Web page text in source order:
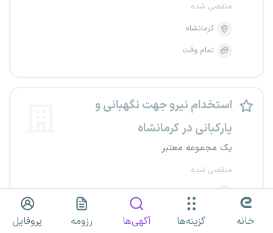
منقضی شده
کرمانشاه
تمام وقت
استخدام نیرو جهت نگهبانی و
پارکبانی در کرمانشاه
یک مجموعه معتبر
منقضی شده
کرمانشاه
تمام وقت
خانه گزینه‌ها آگهی‌ها رزومه پروفایل